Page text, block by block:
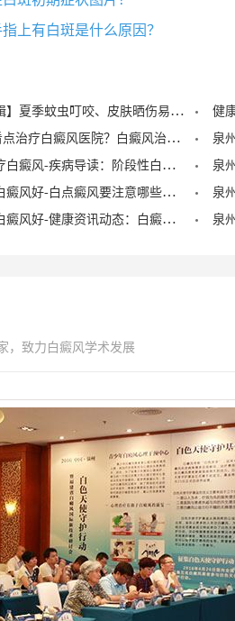
上有白斑是什么原因？
【六月儿童节特辑】夏季蚊虫叮咬、皮肤晒伤易成白斑“催化剂”，泉州中科：儿童白癜风暑期护理记住三个要点！
[预测]泉州南安看点治疗白癜风医院？白癜风治疗后泛红是怎么回事？
泉州德化哪里治疗白癜风-疾病导读：阶段性白癜风的症状？
泉州哪家医院查白癜风好-白点癜风要注意哪些饮食禁忌？
泉州哪个医院看白癜风好-健康资讯动态：白癜风的症状早期图片？
，致力白癜风学术发展